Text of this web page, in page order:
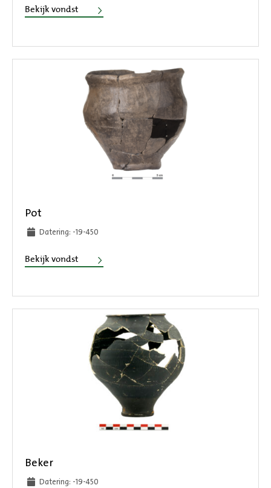
Bekijk vondst Fibula
Pot
Datering: -19-450
Bekijk vondst
Beker
Datering: -19-450